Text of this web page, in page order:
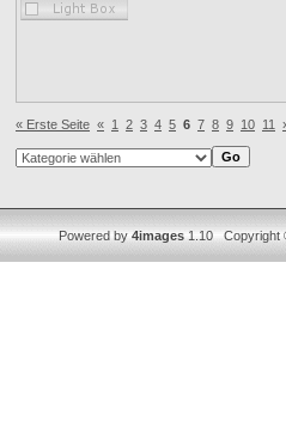
« Erste Seite « 1 2 3 4 5 6 7 8 9 10 11
Powered by4images1.10 Copyright